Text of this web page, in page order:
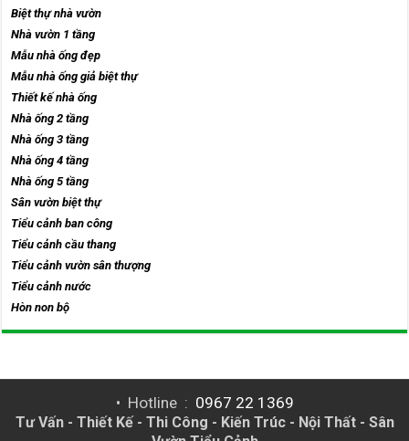
Biệt thự nhà vườn
Nhà vườn 1 tầng
Mẫu nhà ống đẹp
Mẫu nhà ống giả biệt thự
Thiết kế nhà ống
Nhà ống 2 tầng
Nhà ống 3 tầng
Nhà ống 4 tầng
Nhà ống 5 tầng
Sân vườn biệt thự
Tiểu cảnh ban công
Tiểu cảnh cầu thang
Tiểu cảnh vườn sân thượng
Tiểu cảnh nước
Hòn non bộ
• Hotline : 0967 22 1369
Tư Vấn - Thiết Kế - Thi Công - Kiến Trúc - Nội Thất - Sân